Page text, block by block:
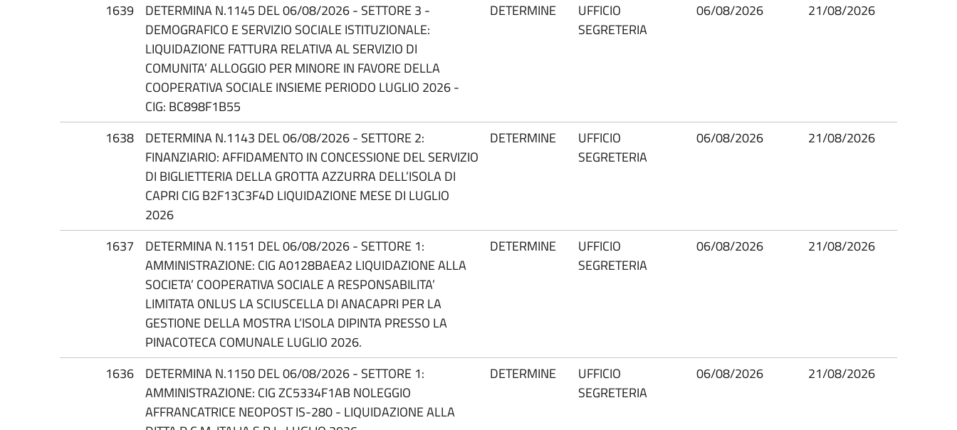
1639
DETERMINA N.1145 DEL 06/08/2026 - SETTORE 3 -
DEMOGRAFICO E SERVIZIO SOCIALE ISTITUZIONALE:
LIQUIDAZIONE FATTURA RELATIVA AL SERVIZIO DI
COMUNITA’ ALLOGGIO PER MINORE IN FAVORE DELLA
COOPERATIVA SOCIALE INSIEME PERIODO LUGLIO 2026 -
CIG: BC898F1B55
DETERMINE
UFFICIO
SEGRETERIA
06/08/2026 21/08/2026
1638
DETERMINA N.1143 DEL 06/08/2026 - SETTORE 2:
FINANZIARIO: AFFIDAMENTO IN CONCESSIONE DEL SERVIZIO
DI BIGLIETTERIA DELLA GROTTA AZZURRA DELL’ISOLA DI
CAPRI CIG B2F13C3F4D LIQUIDAZIONE MESE DI LUGLIO
2026
DETERMINE
UFFICIO
SEGRETERIA
06/08/2026 21/08/2026
1637
DETERMINA N.1151 DEL 06/08/2026 - SETTORE 1:
AMMINISTRAZIONE: CIG A0128BAEA2 LIQUIDAZIONE ALLA
SOCIETA’ COOPERATIVA SOCIALE A RESPONSABILITA’
LIMITATA ONLUS LA SCIUSCELLA DI ANACAPRI PER LA
GESTIONE DELLA MOSTRA L’ISOLA DIPINTA PRESSO LA
PINACOTECA COMUNALE LUGLIO 2026.
DETERMINE
UFFICIO
SEGRETERIA
06/08/2026 21/08/2026
1636
DETERMINA N.1150 DEL 06/08/2026 - SETTORE 1:
AMMINISTRAZIONE: CIG ZC5334F1AB NOLEGGIO
AFFRANCATRICE NEOPOST IS-280 - LIQUIDAZIONE ALLA
DETERMINE
UFFICIO
SEGRETERIA
06/08/2026 21/08/2026